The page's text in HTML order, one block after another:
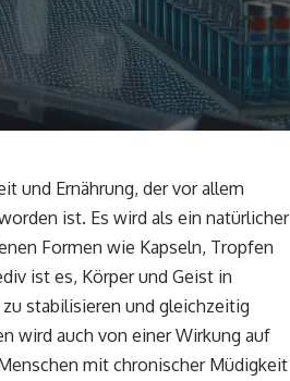
und Ernährung, der vor allem
ist. Es wird als ein natürlicher
Formen wie Kapseln, Tropfen
ist es, Körper und Geist in
stabilisieren und gleichzeitig
wird auch von einer Wirkung auf
mit chronischer Müdigkeit